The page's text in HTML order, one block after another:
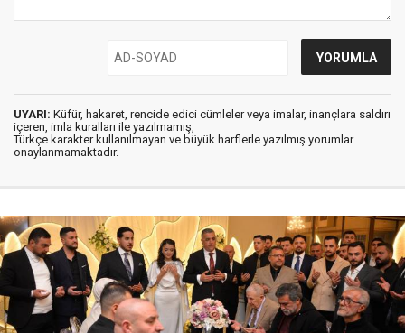
UYARI: Küfür, hakaret, rencide edici cümleler veya imalar, inançlara saldırı
içeren, imla kuralları ile yazılmamış,
Türkçe karakter kullanılmayan ve büyük harflerle yazılmış yorumlar
onaylanmamaktadır.